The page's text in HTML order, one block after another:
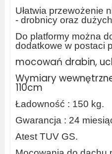
Ułatwia przewożenie
- drobnicy oraz
Do platformy można
dodatkowe w postaci
mocowań drabin,
Wymiary
110cm
Ładowność : 150 kg.
Gwarancja : 24
Atest TUV GS.